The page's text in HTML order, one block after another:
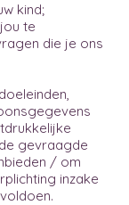
kind;
te
die je ons
gevraagde
/ om
inzake